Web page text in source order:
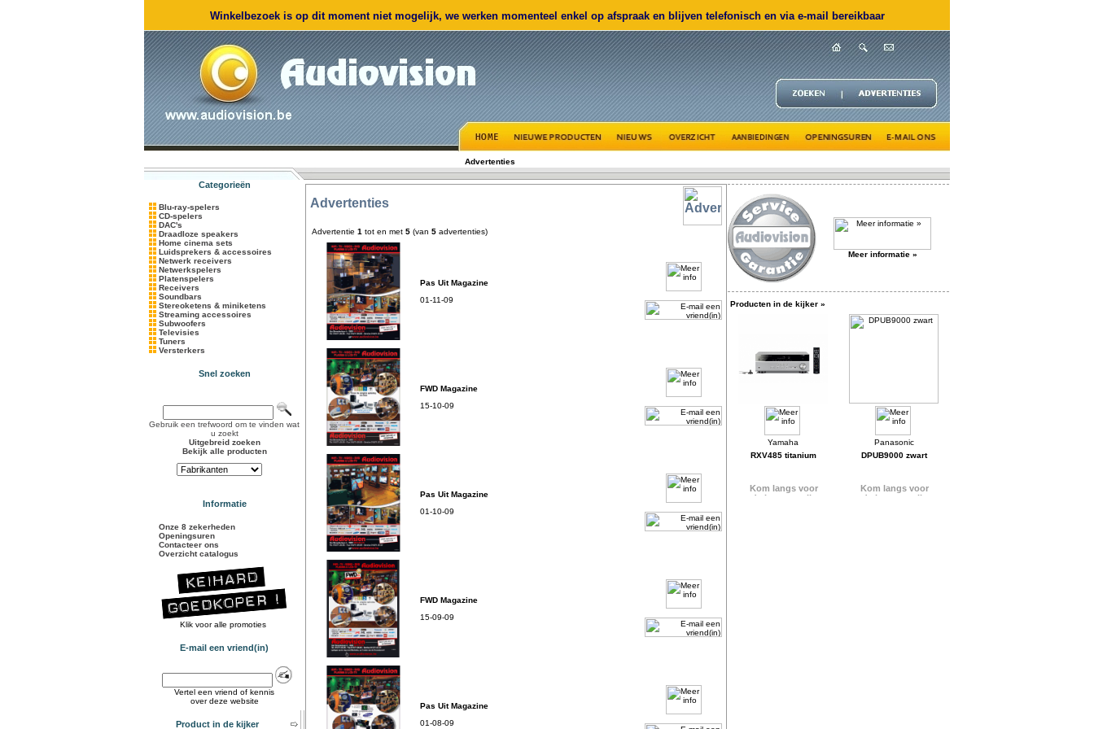
Winkelbezoek is op dit moment niet mogelijk, we werken momenteel enkel op afspraak en blijven telefonisch en via e-mail bereikbaar
Advertenties
Categorieën
Blu-ray-spelers
CD-spelers
DAC's
Draadloze speakers
Home cinema sets
Luidsprekers & accessoires
Netwerk receivers
Netwerkspelers
Platenspelers
Receivers
Soundbars
Stereoketens & miniketens
Streaming accessoires
Subwoofers
Televisies
Tuners
Versterkers
Snel zoeken
Gebruik een trefwoord om te vinden wat
u zoekt
Uitgebreid zoeken
Bekijk alle producten
Informatie
Onze 8 zekerheden
Openingsuren
Contacteer ons
Overzicht catalogus
Klik voor alle promoties
E-mail een vriend(in)
Vertel een vriend of kennis
over deze website
Product in de kijker
Advertenties
Advertentie 1 tot en met 5 (van 5 advertenties)
Pas Uit Magazine
01-11-09
FWD Magazine
15-10-09
Pas Uit Magazine
01-10-09
FWD Magazine
15-09-09
Pas Uit Magazine
01-08-09
Meer informatie »
Producten in de kijker »
RXV485 titanium DPUB9000 zwart